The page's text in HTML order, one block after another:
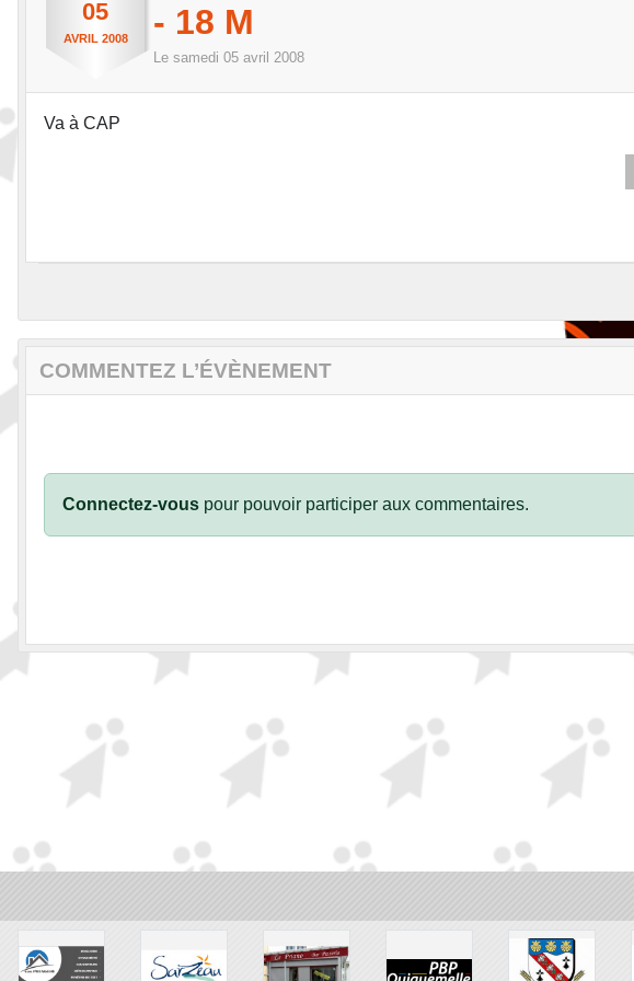
05
AVRIL 2008 - 18 M
Le samedi 05 avril 2008
Va à CAP
COMMENTEZ L’ÉVÈNEMENT
Connectez-vous pour pouvoir participer aux commentaires.